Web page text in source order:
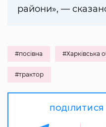
райони», —
#посівна #Харківська
#трактор